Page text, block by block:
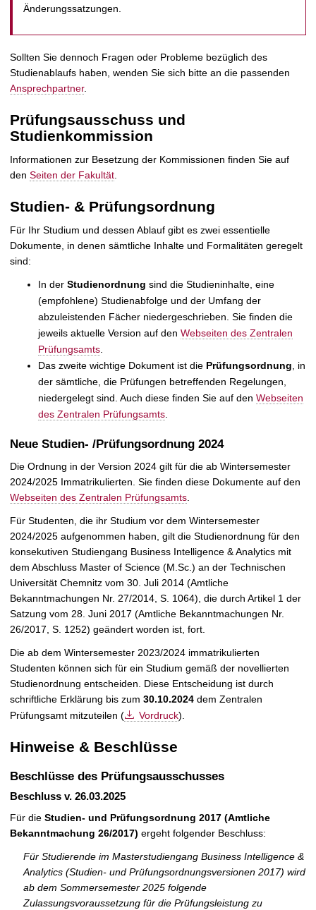
Änderungssatzungen.
Sollten Sie dennoch Fragen oder Probleme bezüglich des
Studienablaufs haben, wenden Sie sich bitte an die passenden
Ansprechpartner.
Prüfungsausschuss und
Studienkommission
Informationen zur Besetzung der Kommissionen finden Sie auf
den Seiten der Fakultät.
Studien- & Prüfungsordnung
Für Ihr Studium und dessen Ablauf gibt es zwei essentielle
Dokumente, in denen sämtliche Inhalte und Formalitäten geregelt
sind:
In der Studienordnung sind die Studieninhalte, eine
(empfohlene) Studienabfolge und der Umfang der
abzuleistenden Fächer niedergeschrieben. Sie finden die
jeweils aktuelle Version auf den Webseiten des Zentralen
Prüfungsamts.
Das zweite wichtige Dokument ist die Prüfungsordnung, in
der sämtliche, die Prüfungen betreffenden Regelungen,
niedergelegt sind. Auch diese finden Sie auf den Webseiten
des Zentralen Prüfungsamts.
Neue Studien- /Prüfungsordnung 2024
Die Ordnung in der Version 2024 gilt für die ab Wintersemester
2024/2025 Immatrikulierten. Sie finden diese Dokumente auf den
Webseiten des Zentralen Prüfungsamts.
Für Studenten, die ihr Studium vor dem Wintersemester
2024/2025 aufgenommen haben, gilt die Studienordnung für den
konsekutiven Studiengang Business Intelligence & Analytics mit
dem Abschluss Master of Science (M.Sc.) an der Technischen
Universität Chemnitz vom 30. Juli 2014 (Amtliche
Bekanntmachungen Nr. 27/2014, S. 1064), die durch Artikel 1 der
Satzung vom 28. Juni 2017 (Amtliche Bekanntmachungen Nr.
26/2017, S. 1252) geändert worden ist, fort.
Die ab dem Wintersemester 2023/2024 immatrikulierten
Studenten können sich für ein Studium gemäß der novellierten
Studienordnung entscheiden. Diese Entscheidung ist durch
schriftliche Erklärung bis zum 30.10.2024 dem Zentralen
Prüfungsamt mitzuteilen (
Vordruck).
Hinweise & Beschlüsse
Beschlüsse des Prüfungsausschusses
Beschluss v. 26.03.2025
Für die Studien- und Prüfungsordnung 2017 (Amtliche
Bekanntmachung 26/2017) ergeht folgender Beschluss:
Für Studierende im Masterstudiengang Business Intelligence &
Analytics (Studien- und Prüfungsordnungsversionen 2017) wird
ab dem Sommersemester 2025 folgende
Zulassungsvoraussetzung für die Prüfungsleistung zu